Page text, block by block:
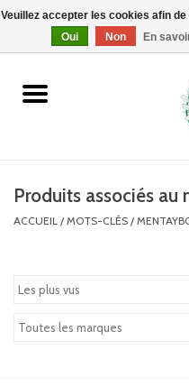
Accueil
Produits
Marques
Produits associés
ACCUEIL / MOTS-CLÉS /
Veuillez accepter les cookies afin
Oui
Non En